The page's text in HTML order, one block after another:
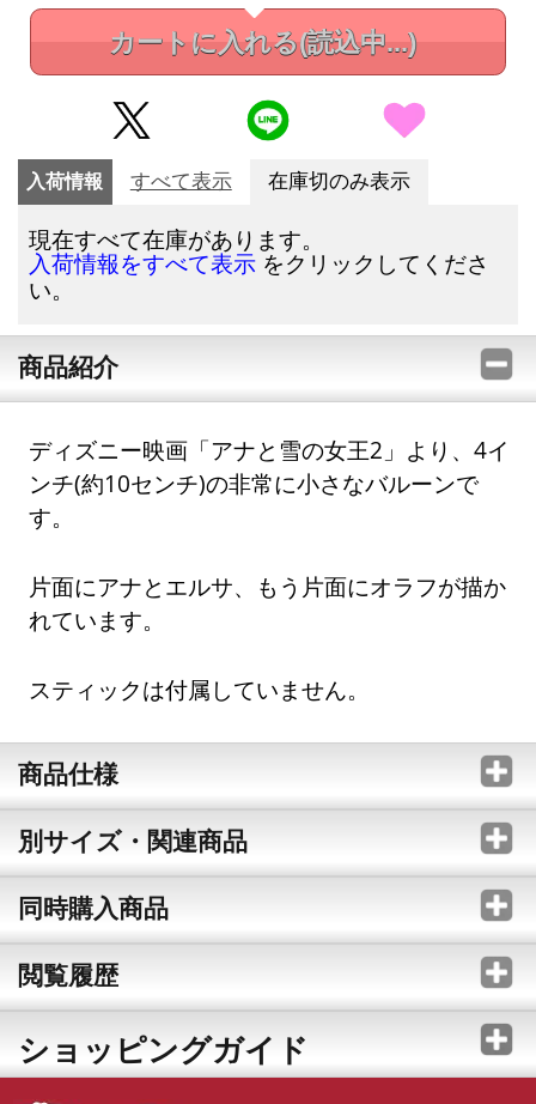
カートに入れる(読込中...)
入荷情報 すべて表示 在庫切のみ表示
現在すべて在庫があります。
入荷情報をすべて表示 をクリックしてくださ
い。
商品紹介
ディズニー映画「アナと雪の女王2」より、4イ
ンチ(約10センチ)の非常に小さなバルーンで
す。
片面にアナとエルサ、もう片面にオラフが描か
れています。
スティックは付属していません。
商品仕様
別サイズ・関連商品
同時購入商品
閲覧履歴
ショッピングガイド